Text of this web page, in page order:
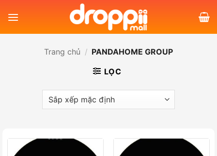
qua
Trang chủ / PANDAHOME GROUP
LỌC